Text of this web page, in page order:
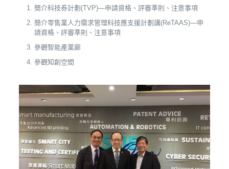
簡介科技券計劃(TVP)—申請資格、評審準則、注意事項
簡介零售業人力需求管理科技應支援計劃講(ReTAAS)—申
請資格、評審準則、注意事項
參觀智能產業廊
參觀知創空間